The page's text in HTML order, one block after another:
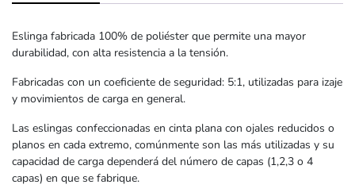
Eslinga fabricada 100% de poliéster que permite una mayor
durabilidad, con alta resistencia a la tensión.
Fabricadas con un coeficiente de seguridad: 5:1, utilizadas para izaje
y movimientos de carga en general.
Las eslingas confeccionadas en cinta plana con ojales reducidos o
planos en cada extremo, comúnmente son las más utilizadas y su
capacidad de carga dependerá del número de capas (1,2,3 o 4
capas) en que se fabrique.